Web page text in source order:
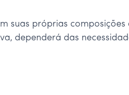
suas próprias composições
dependerá das